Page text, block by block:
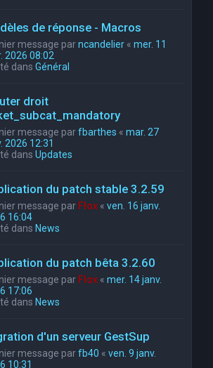
de réponse - Macros
message parncandelier « mer. 11
2026 08:02
dans Général
droit
message parfbarthes « mar. 27
2026 12:31
dans Updates
du patch stable 3.2.59
message par Flox « ven. 16 janv.
16:04
dans News
du patch bêta 3.2.60
message par Flox « mer. 14 janv.
17:06
dans News
d'un serveur GestSup
message parfb40 « ven. 9 janv.
10:31